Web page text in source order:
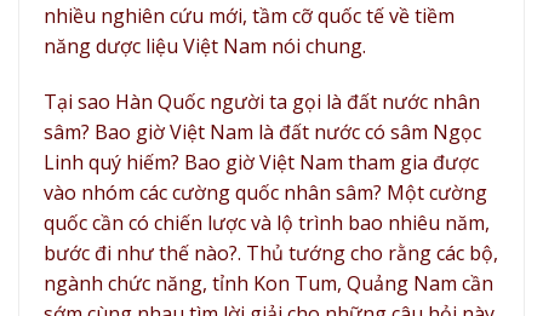
nhiều nghiên cứu mới, tầm cỡ quốc tế về tiềm
năng dược liệu Việt Nam nói chung.
Tại sao Hàn Quốc người ta gọi là đất nước nhân
sâm? Bao giờ Việt Nam là đất nước có sâm Ngọc
Linh quý hiếm? Bao giờ Việt Nam tham gia được
vào nhóm các cường quốc nhân sâm? Một cường
quốc cần có chiến lược và lộ trình bao nhiêu năm,
bước đi như thế nào?. Thủ tướng cho rằng các bộ,
ngành chức năng, tỉnh Kon Tum, Quảng Nam cần